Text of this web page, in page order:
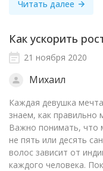
Читать далее
Как ускорить
21 ноября 2020
Михаил
Каждая девушка
знаем, как правильно
Важно понимать, что
не пять или десять
волос зависит от
каждого человека.